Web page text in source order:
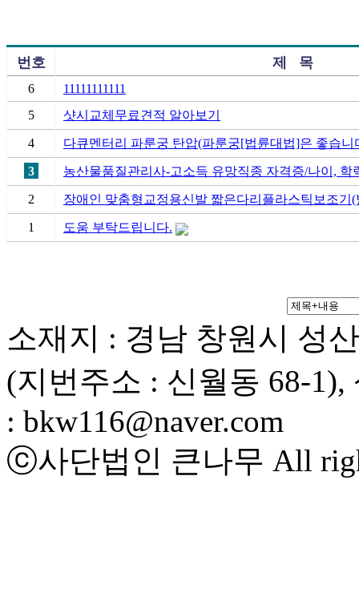
번호 제 목
6
11111111111
5
샷시교체무료견적 알아보기
4 다큐멘터리 파룬궁 탄압(파룬궁[법륜대법]은 좋습니
3 농산물품질관리사-고소득 유망직종 자격증/나이, 학
2 장애인 맞춤형교정용신발 짧은다리플라스틱보조
1 도움 부탁드립니다.
소재지 : 경남 창원시 성
(지번주소 : 신월동 68-1),
: bkw116@naver.com
ⓒ사단법인 큰나무 All